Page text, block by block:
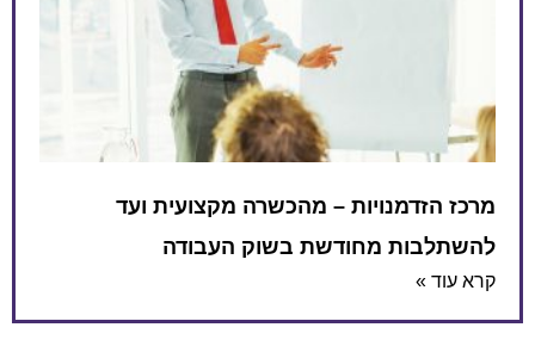
מרכז הזדמנויות – מהכשרה מקצועית ועד
להשתלבות מחודשת בשוק העבודה
קרא עוד »